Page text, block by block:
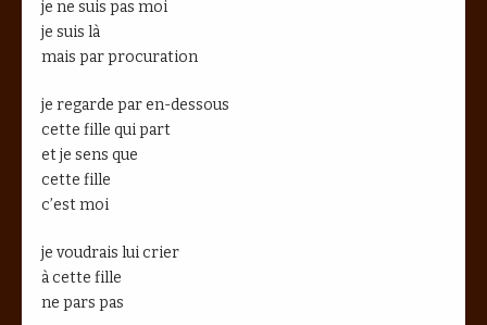
je ne suis pas moi
je suis là
mais par procuration
je regarde par en-dessous
cette fille qui part
et je sens que
cette fille
c’est moi
je voudrais lui crier
à cette fille
ne pars pas